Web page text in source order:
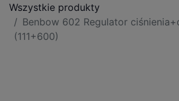
Wszystkie produkty
Benbow 602 Regulator
(111+600)